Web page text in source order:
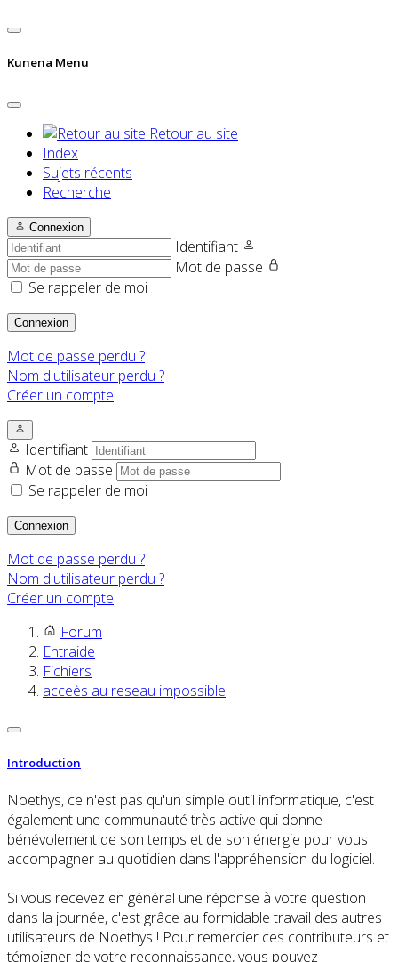
Kunena Menu
Retour au site
Index
Sujets récents
Recherche
Connexion
Identifiant
Mot de passe
Se rappeler de moi
Connexion
Mot de passe perdu ?
Nom d'utilisateur perdu ?
Créer un compte
Identifiant
Mot de passe
Se rappeler de moi
Connexion
Mot de passe perdu ?
Nom d'utilisateur perdu ?
Créer un compte
Forum
Entraide
Fichiers
acceès au reseau impossible
Introduction
Noethys, ce n'est pas qu'un simple outil informatique, c'est
également une communauté très active qui donne
bénévolement de son temps et de son énergie pour vous
accompagner au quotidien dans l'appréhension du logiciel.
Si vous recevez en général une réponse à votre question
dans la journée, c'est grâce au formidable travail des autres
utilisateurs de Noethys ! Pour remercier ces contributeurs et
témoigner de votre reconnaissance, vous pouvez